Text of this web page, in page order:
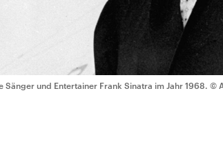
Sänger und Entertainer Frank Sinatra im Jahr 1968. ©